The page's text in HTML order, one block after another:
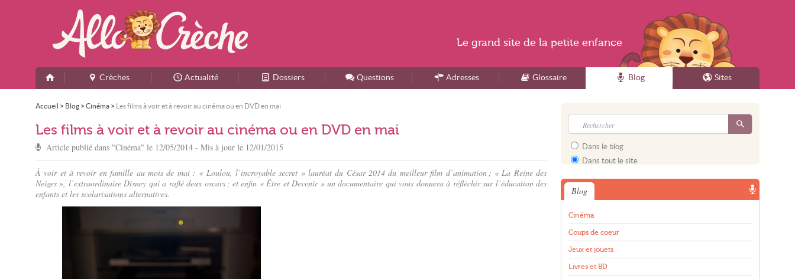
Accueil
Crèches Actualité Dossiers Questions Adresses Glossaire Blog Sites
Accueil > Blog > Cinéma > Les films à voir et à revoir au cinéma ou en DVD en mai
Les films à voir et à revoir au cinéma ou en DVD en mai
Article publié dans "Cinéma" le 12/05/2014 - Mis à jour le 12/01/2015
À voir et à revoir en famille au mois de mai : « Loulou, l’incroyable secret » lauréat du César 2014 du meilleur film d’animation ; « La Reine des
Neiges », l’extraordinaire Disney qui a raflé deux oscars ; et enfin « Être et Devenir » un documentaire qui vous donnera à réfléchir sur l’éducation des
enfants et les scolarisations alternatives.
Dans le blog
Dans tout le site
Blog
Cinéma
Coups de coeur
Jeux et jouets
Livres et BD
Le grand site de la petite enfance